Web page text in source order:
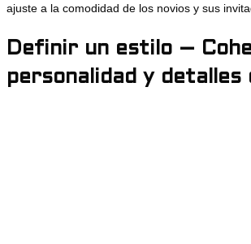
ajuste a la comodidad de los novios y sus
Definir un estilo –
personalidad y detalles